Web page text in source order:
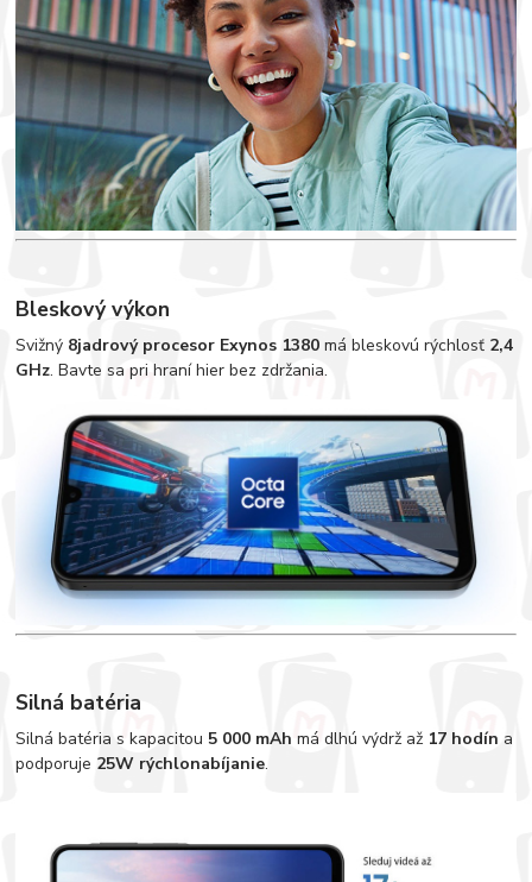
Bleskový výkon
Svižný 8jadrový procesor Exynos 1380 má bleskovú rýchlosť 2,4
GHz. Bavte sa pri hraní hier bez zdržania.
Silná batéria
Silná batéria s kapacitou 5 000 mAh má dlhú výdrž až 17 hodín a
podporuje 25W rýchlonabíjanie.